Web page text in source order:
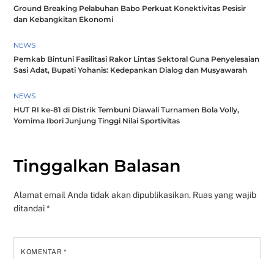
Ground Breaking Pelabuhan Babo Perkuat Konektivitas Pesisir
dan Kebangkitan Ekonomi
NEWS
Pemkab Bintuni Fasilitasi Rakor Lintas Sektoral Guna Penyelesaian
Sasi Adat, Bupati Yohanis: Kedepankan Dialog dan Musyawarah
NEWS
HUT RI ke-81 di Distrik Tembuni Diawali Turnamen Bola Volly,
Yomima Ibori Junjung Tinggi Nilai Sportivitas
Tinggalkan Balasan
Alamat email Anda tidak akan dipublikasikan. Ruas yang wajib
ditandai*
KOMENTAR*